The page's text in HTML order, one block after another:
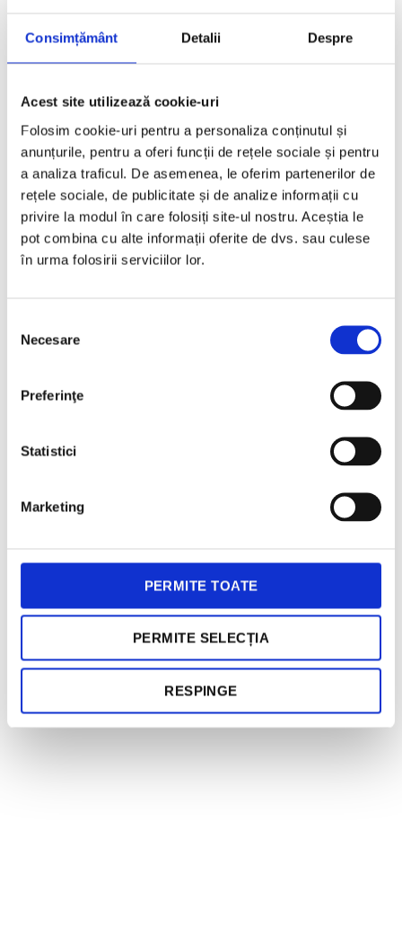
Consimțământ Detalii Despre
Acest site utilizează cookie-uri
Folosim cookie-uri pentru a personaliza conținutul și
anunțurile, pentru a oferi funcții de rețele sociale și pentru
a analiza traficul. De asemenea, le oferim partenerilor de
rețele sociale, de publicitate și de analize informații cu
privire la modul în care folosiți site-ul nostru. Aceștia le
pot combina cu alte informații oferite de dvs. sau culese
în urma folosirii serviciilor lor.
consimțământului
Necesare
Preferinţe
Statistici
Marketing
PERMITE TOATE
PERMITE SELECȚIA
RESPINGE